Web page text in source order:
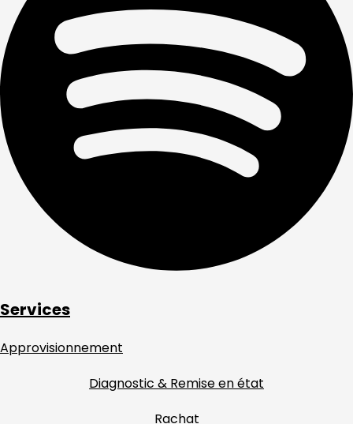
Services
Approvisionnement
Diagnostic & Remise en état
Rachat